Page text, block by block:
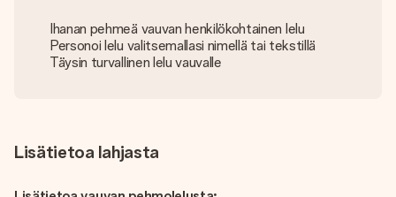
Ihanan pehmeä vauvan henkilökohtainen lelu
Personoi lelu valitsemallasi nimellä tai tekstillä
Täysin turvallinen lelu vauvalle
Lisätietoa lahjasta